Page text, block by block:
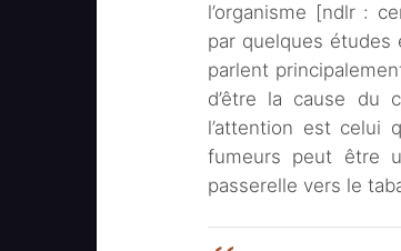
l’organisme [ndlr :
par quelques études
parlent
d’être la cause du
l’attention est celui
fumeurs peut être
passerelle vers le